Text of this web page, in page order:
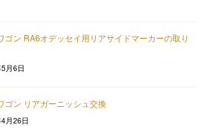
ゴン RA6オデッセイ用リアサイドマーカーの取り
月6日
ゴン リアガーニッシュ交換
月26日